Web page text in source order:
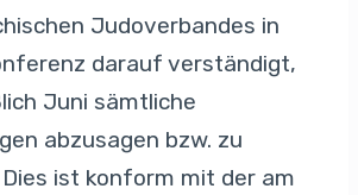
Judoverbandes in
darauf verständigt,
Juni sämtliche
abzusagen bzw. zu
ist konform mit der am